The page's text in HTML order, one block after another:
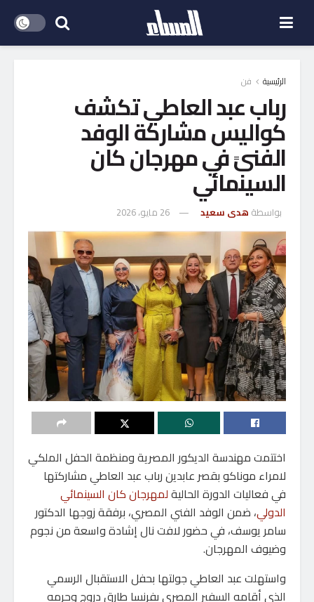
الرئيسية فن
رباب عبد العاطي تكشف
كواليس مشاركة الوفد
الفنىً في مهرجان كان
السينمائي
بواسطة هدى سعيد 26 مايو، 2026
اختتمت مهندسة الديكور المصرية ومنظمة الحفل الملكي
لامراء موناكو بقصر عابدين رباب عبد العاطي مشاركتها
في فعاليات الدورة الحاليةلمهرجان كان السينمائي
الدولي، ضمن الوفد الفني المصري، برفقة زوجها الدكتور
سامر يوسف، في حضور لافت نال إشادة واسعة من نجوم
وضيوف المهرجان.
واستهلت عبد العاطي جولتها بحفل الاستقبال الرسمي
الذي أقامه السفير المصري بفرنسا طارق دروج وحرمه